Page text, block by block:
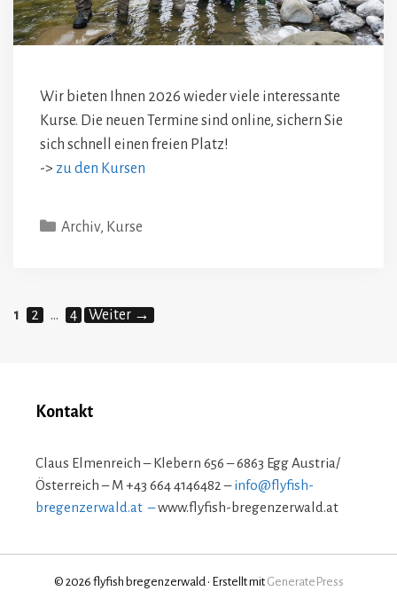
Wir bieten Ihnen 2026 wieder viele interessante
Kurse. Die neuen Termine sind online, sichern Sie
sich schnell einen freien Platz!
-> zu den Kursen
Kategorien
Archiv, Kurse
Seite
1 Seite
2 … Seite
4 Weiter →
Kontakt
Claus Elmenreich – Klebern 656 – 6863 Egg Austria/
Österreich – M +43 664 4146482 –info@flyfish-
bregenzerwald.at –www.flyfish-bregenzerwald.at
© 2026 flyfish bregenzerwald • Erstellt mit GeneratePress